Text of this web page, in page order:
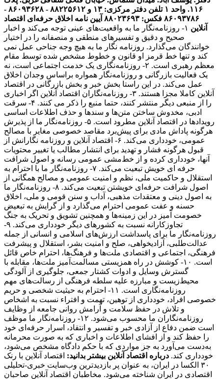
۱۱۶. واحد ۱
تلفن دفتر مرکزی: ۱۳ و ۸۸۲۲۵۶۱۲ - ۸۶۰۹۳۶۲۸ -
۸۶۰۹۳۷۸۶ فکس: ۸۸۰۲۳۶۹۳
آیین نامه اخلاق حرفه‌ای اقتصاد
آنلاین
۱- روزنامه‌نگار ما به واقعیت‌های عینی توجه می‌کند و اخبار
صحیح و دقیق و تفسیرهای منطقی و منصفانه را در اختیار
خوانندگان می‌گذارد. روزنامه نگار ما به هیچ وجه جناحی عمل نمی
کند و تنها خط قرمز او قانون و خطوط مشخص شده توسط مقام
معظم رهبری است. ۲- روزنامه‌نگاری یک خدمت اجتماعی است، نه
یک فعالیت بازرگانی و روزنامه‌نگار همواره براساس وجدان اخلاق
عمل می‌کند. در این راستا بخش خبر و بخش بازرگانی در اقتصاد
آنلاین کاملا مجزا هستند. ۳- روزنامه‌نگاران اقتصاد آنلاین اگر اخباری
را از منبعی دیگر منتشر کنند، حتما منبع را ذکر می کنند. ۴- سرقت
ادبی، مخدوش ساختن متن‌ها و سندها و حذف اطلاعات اساسی
رویدادها در اقتصاد آنلاین مطرود است. ۵- روزنامه‌نگار ما از پذیرش
هرگونه پاداش مادی برای پیش‌برد مقاصد خصوصی مغایر با مصالح
عمومی، خودداری می‌کند. ۶- اقتصاد آنلاین و روزنامه نگارانش از
قبول هرگونه فشار و تهدید برای انتشار مطالب یا تغییر محتویات
آنها، خودداری کرده و از خط‌مشی عمومی رسانه و اصول شرافت
حرفه ای خویش تبعیت می‌کند. ۷- روزنامه‌نگار ما با احترام به
استقلال و حاکمیت ملی، نظم و امنیت عمومی و مصالح همگانی از
اصول شرافت حرفه‌ای خویشتن تبعیت می‌کند. ۸- روزنامه‌نگار ما
به اصول دینی و معتقدات مذهبی، آداب و سنن قومی و ملی، اخلاق
حسنه و عفت عمومی احترام می‌گذارد و از گرایش به تبعیض
خصومت آمیز در این زمینه‌ها و همچنین تشویق و تحریک به جنگ
تجاوزکارانه نسبت به کشورهای دیگر خودداری می‌کند. ۹-
روزنامه‌نگار ما برای پاسداشت ارزش‌های اسلامی و انسانی از جمله
عدالت‌طلبی، آزادیخواهی، صلح و امنیت بشر، استقلال و پیشرفت
فرهنگی، اجتماعی و اقتصادی ملت‌ها و فرهنگ‌ها، احترام خاص قائل
است. ۱۰- کوشش در راه همزیستی مسالمت‌آمیز ملت‌ها، مقابله با
گسترش وسایل و ادوات کشتار جمعی، جلوگیری از آلودگی
محیط‌زیست و مبارزه علیه سلطه فرهنگی از رسالت‌های مهم
روزنامه‌نگاری است. ۱۱- احترام به حیثیت شخصی و حریم
خصوصی افراد، خودداری از توهین، تهمت و افتراء نسبت به اشخاص
و تلاش در حفظ سلامت و آرامش روانی جامعه از وظایف
روزنامه‌نگاران ما محسوب می‌شود. ۱۲- روزنامه‌نگار ما موظف
است ضمن دفاع از آزادی خبر و تفسیر و انتقاد، اسرار حرفه‌ای خود
را حفظ کند و از افشای اطلاعات و اخباری که به صورت محرمانه
به‌دست می‌آورد به جز مواردی که با حکم دادگاه مشخص می‌شود،
خودداری کند. درباره اقتصاد آنلاین بیشتر بدانید: اقتصاد آنلاین با رنک
۳۰ الکسا در ایران، به عنوان پر بازدیدترین وب‌سایت خبری-تحلیلی
اقتصادی در ایران شناخته می‌شود. مخاطبان اقتصاد آنلاین صاحبان